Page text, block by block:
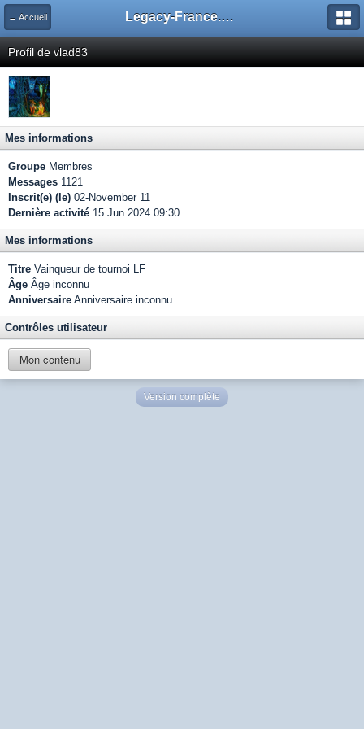
← Accueil Legacy-France.org - Forum
Profil de vlad83
Mes informations
Groupe Membres
Messages 1121
Inscrit(e) (le) 02-November 11
Dernière activité 15 Jun 2024 09:30
Mes informations
Titre Vainqueur de tournoi LF
Âge Âge inconnu
Anniversaire Anniversaire inconnu
Contrôles utilisateur
Mon contenu
Version complète